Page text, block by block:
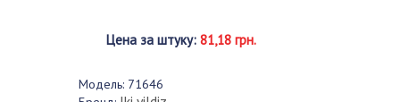
Цена за штуку: 81,18 грн.
Модель: 71646